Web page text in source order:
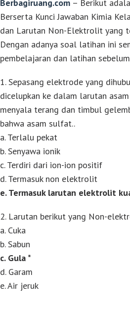
Berbagiruang.com– Berikut
Berserta Kunci Jawaban Kimia
dan Larutan Non-Elektrolit yang
Dengan adanya soal latihan ini
pembelajaran dan latihan
1. Sepasang elektrode yang
dicelupkan ke dalam larutan
menyala terang dan timbul
bahwa asam sulfat..
a. Terlalu pekat
b. Senyawa ionik
c. Terdiri dari ion-ion positif
d. Termasuk non elektrolit
e. Termasuk larutan elektrolit
2. Larutan berikut yang Non-
a. Cuka
b. Sabun
c. Gula *
d. Garam
e. Air jeruk